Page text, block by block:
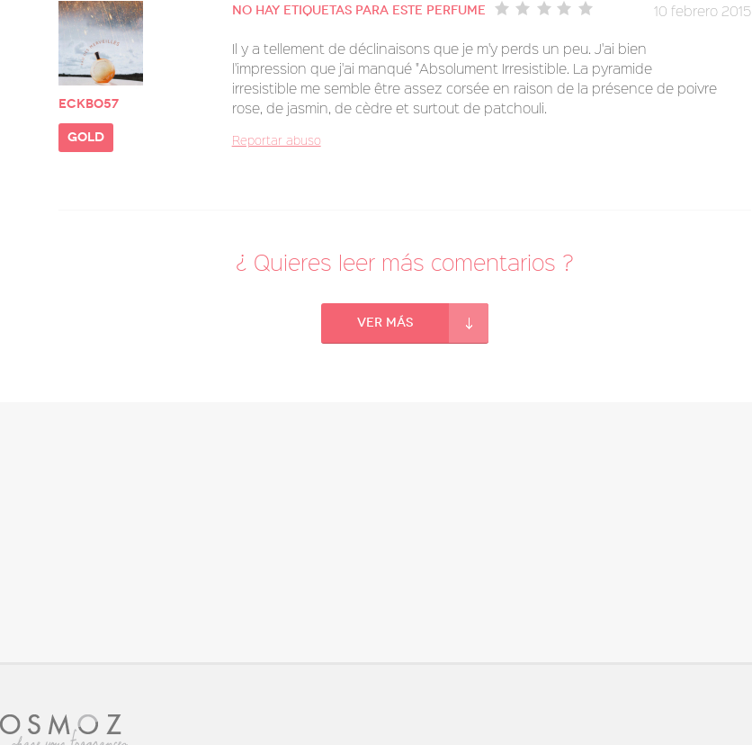
eckbo57
gold
No hay etiquetas para este perfume
10 febrero 2015
Il y a tellement de déclinaisons que je m'y perds un peu. J'ai bien
l'impression que j'ai manqué "Absolument Irresistible. La pyramide
irresistible me semble être assez corsée en raison de la présence de poivre
rose, de jasmin, de cèdre et surtout de patchouli.
Reportar abuso
¿ Quieres leer más comentarios ?
Ver más